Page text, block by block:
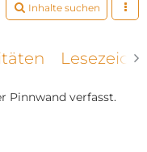
Inhalte suchen
Pinnwand verfasst.